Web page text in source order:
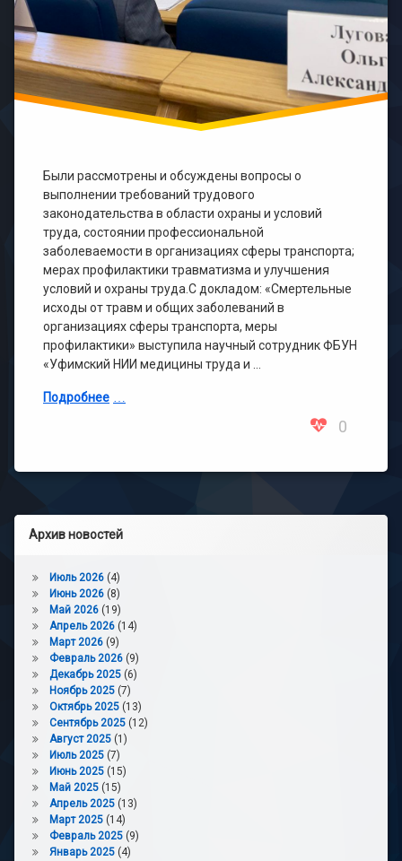
Были рассмотрены и обсуждены вопросы о
выполнении требований трудового
законодательства в области охраны и условий
труда, состоянии профессиональной
заболеваемости в организациях сферы транспорта;
мерах профилактики травматизма и улучшения
условий и охраны труда.С докладом: «Смертельные
исходы от травм и общих заболеваний в
организациях сферы транспорта, меры
профилактики» выступила научный сотрудник ФБУН
«Уфимский НИИ медицины труда и …
Подробнее
0
Архив новостей
Июль 2026(4)
Июнь 2026(8)
Май 2026(19)
Апрель 2026(14)
Март 2026(9)
Февраль 2026(9)
Декабрь 2025(6)
Ноябрь 2025(7)
Октябрь 2025(13)
Сентябрь 2025(12)
Август 2025(1)
Июль 2025(7)
Июнь 2025(15)
Май 2025(15)
Апрель 2025(13)
Март 2025(14)
Февраль 2025(9)
Январь 2025(4)